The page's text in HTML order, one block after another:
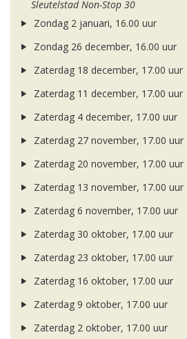
Sleutelstad Non-Stop 30
Zondag 2 januari, 16.00 uur
Zondag 26 december, 16.00 uur
Zaterdag 18 december, 17.00 uur
Zaterdag 11 december, 17.00 uur
Zaterdag 4 december, 17.00 uur
Zaterdag 27 november, 17.00 uur
Zaterdag 20 november, 17.00 uur
Zaterdag 13 november, 17.00 uur
Zaterdag 6 november, 17.00 uur
Zaterdag 30 oktober, 17.00 uur
Zaterdag 23 oktober, 17.00 uur
Zaterdag 16 oktober, 17.00 uur
Zaterdag 9 oktober, 17.00 uur
Zaterdag 2 oktober, 17.00 uur